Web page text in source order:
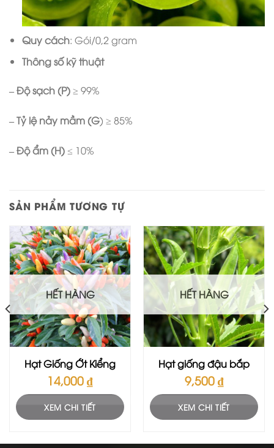
Quy cách: Gói/0,2 gram
Thông số kỹ thuật
– Độ sạch (P)≥ 99%
– Tỷ lệ nảy mầm (G) ≥ 85%
– Độ ẩm (H)≤ 10%
SẢN PHẨM TƯƠNG TỰ
HẾT HÀNG
Hạt Giống Ớt Kiểng
14,000₫
XEM CHI TIẾT
HẾT HÀNG
Hạt giống đậu bắp
9,500₫
XEM CHI TIẾT